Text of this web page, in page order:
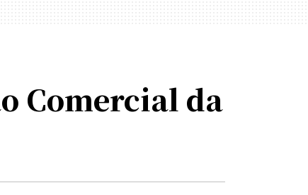
Comercial da